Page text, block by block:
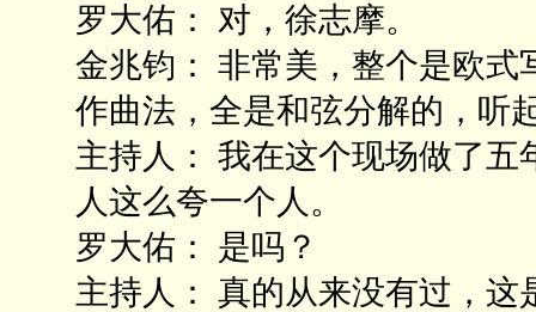
罗大佑： 对，徐志摩。
金兆钧： 非常美，整个是欧
作曲法，全是和弦分解的，听
主持人： 我在这个现场做了
人这么夸一个人。
罗大佑： 是吗？
主持人： 真的从来没有过，